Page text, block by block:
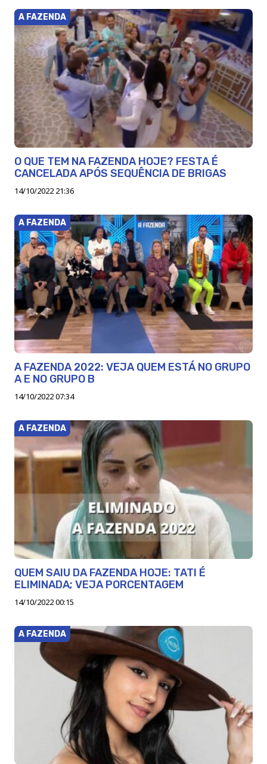
A FAZENDA
O QUE TEM NA FAZENDA HOJE? FESTA É
CANCELADA APÓS SEQUÊNCIA DE BRIGAS
14/10/2022 21:36
A FAZENDA
A FAZENDA 2022: VEJA QUEM ESTÁ NO GRUPO
A E NO GRUPO B
14/10/2022 07:34
A FAZENDA
QUEM SAIU DA FAZENDA HOJE: TATI É
ELIMINADA; VEJA PORCENTAGEM
14/10/2022 00:15
A FAZENDA